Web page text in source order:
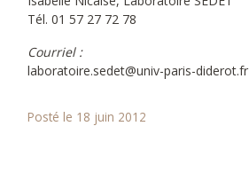
Tél. 01 57 27 72 78
Courriel :
laboratoire.sedet@univ-paris-diderot.fr
Posté le 18 juin 2012